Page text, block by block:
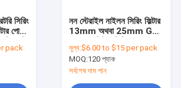
সিরিং
পোর
pack
নন স্টেরাইল নাইলন সিরিং ফিল্টার
13mm অথবা 25mm GC
মূল্য:$6.00 to $15 per pack
MOQ:120 প্যাক
সর্বশেষ দাম পান